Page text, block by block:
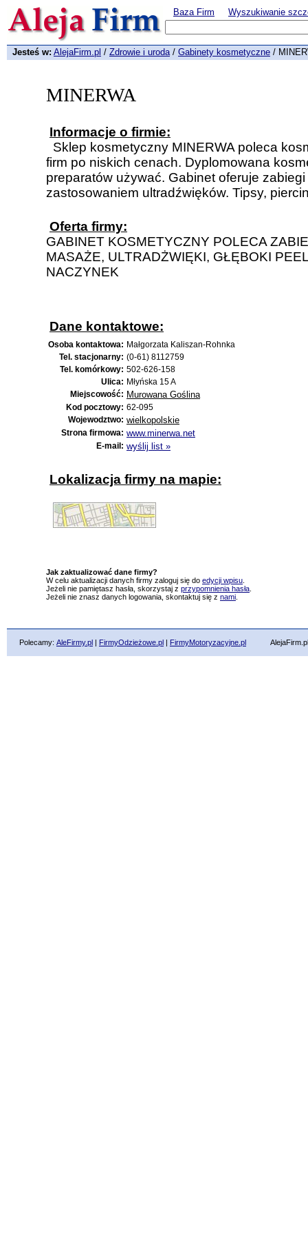
Baza Firm Wyszukiwanie
Jesteś w: AlejaFirm.pl / Zdrowie i uroda/ Gabinety kosmetyczne /
MINERWA
Informacje o firmie:
Sklep kosmetyczny MINERWA poleca
firm po niskich cenach. Dyplomowana
preparatów używać. Gabinet oferuje
zastosowaniem ultradźwięków. Tipsy,
Oferta firmy:
GABINET KOSMETYCZNY POLECA
MASAŻE, ULTRADŻWIĘKI, GŁĘBOKI
NACZYNEK
Dane kontaktowe:
Osoba kontaktowa: Małgorzata Kaliszan-Rohnka
Tel. stacjonarny: (0-61) 8112759
Tel. komórkowy: 502-626-158
Ulica: Młyńska 15 A
Miejscowość: Murowana Goślina
Kod pocztowy: 62-095
Wojewodztwo: wielkopolskie
Strona firmowa: www.minerwa.net
E-mail: wyślij list »
Lokalizacja firmy na mapie:
Jak zaktualizować dane firmy?
W celu aktualizacji danych firmy zaloguj się do edycji wpisu
Jeżeli nie pamiętasz hasła, skorzystaj z przypomnienia hasła
Jeżeli nie znasz danych logowania, skontaktuj się z nami
Polecamy: AleFirmy.pl | FirmyOdzieżowe.pl | FirmyMotoryzacyjne.pl AlejaFirm.pl